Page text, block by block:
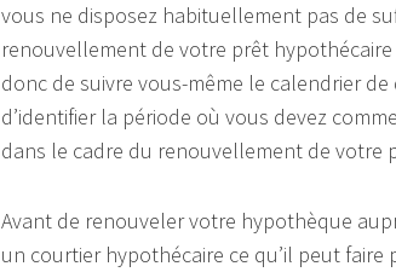
vous ne disposez habituellement pas de
renouvellement de votre prêt
donc de suivre vous-même le calendrier
d’identifier la période où vous devez
dans le cadre du renouvellement de votre
Avant de renouveler votre hypothèque
un courtier hypothécaire ce qu’il peut faire